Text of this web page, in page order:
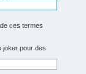
ces termes
joker pour des